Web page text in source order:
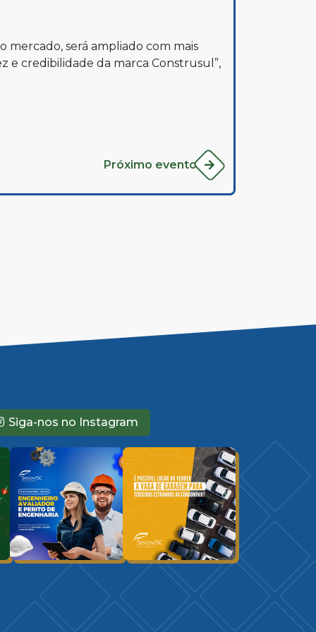
será ampliado com mais
e credibilidade da marca Construsul”,
Próximo evento
Siga-nos no Instagram